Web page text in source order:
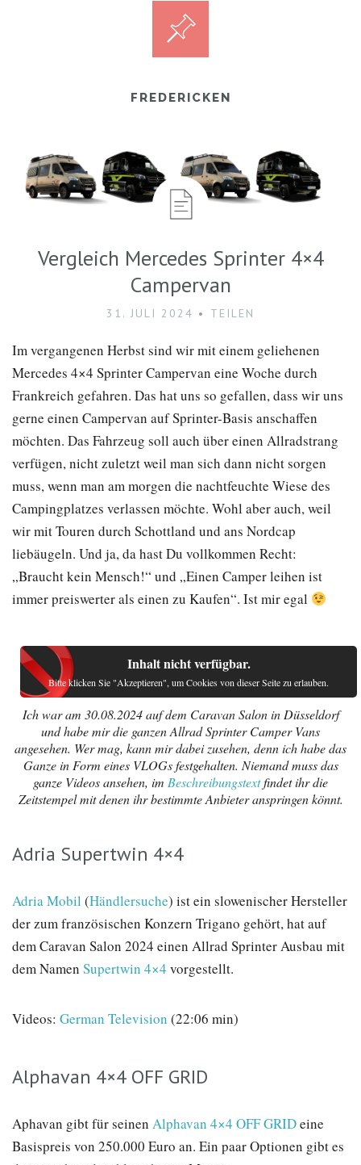
FREDERICKEN
Vergleich Mercedes Sprinter 4×4
Campervan
31. JULI 2024 TEILEN
Im vergangenen Herbst sind wir mit einem geliehenen
Mercedes 4×4 Sprinter Campervan eine Woche durch
Frankreich gefahren. Das hat uns so gefallen, dass wir uns
gerne einen Campervan auf Sprinter-Basis anschaffen
möchten. Das Fahrzeug soll auch über einen Allradstrang
verfügen, nicht zuletzt weil man sich dann nicht sorgen
muss, wenn man am morgen die nachtfeuchte Wiese des
Campingplatzes verlassen möchte. Wohl aber auch, weil
wir mit Touren durch Schottland und ans Nordcap
liebäugeln. Und ja, da hast Du vollkommen Recht:
„Braucht kein Mensch!“ und „Einen Camper leihen ist
immer preiswerter als einen zu Kaufen“. Ist mir egal
Inhalt nicht verfügbar.
Bitte klicken Sie "Akzeptieren", um Cookies von dieser Seite zu erlauben.
Ich war am 30.08.2024 auf dem Caravan Salon in Düsseldorf
und habe mir die ganzen Allrad Sprinter Camper Vans
angesehen. Wer mag, kann mir dabei zusehen, denn ich habe das
Ganze in Form eines VLOGs festgehalten. Niemand muss das
ganze Videos ansehen, im Beschreibungstextfindet ihr die
Zeitstempel mit denen ihr bestimmte Anbieter anspringen könnt.
Adria Supertwin 4×4
Adria Mobil (Händlersuche) ist ein slowenischer Hersteller
der zum französischen Konzern Trigano gehört, hat auf
dem Caravan Salon 2024 einen Allrad Sprinter Ausbau mit
dem Namen Supertwin 4×4 vorgestellt.
Videos: German Television (22:06 min)
Alphavan 4×4 OFF GRID
Aphavan gibt für seinen Alphavan 4×4 OFF GRIDeine
Basispreis von 250.000 Euro an. Ein paar Optionen gibt es